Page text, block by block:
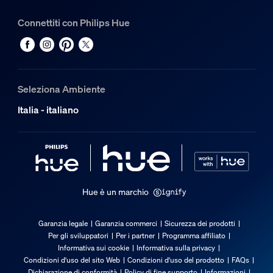
Apertura fascio luminoso
≥80
Temperatura del colore
Varie
Soggiorno, Camera da letto
Faretto integrato
EyeComfort
No
Connettiti con Philips Hue
Seleziona Ambiente
Italia - italiano
Hue è un marchio
Garanzia legale Garanzia commerci
Sicurezza dei prodotti
Per gli sviluppatori
Per i partner
Programma affiliato
Informativa sui cookie
Informativa sulla privacy
Condizioni d'uso del sito Web
Condizioni d'uso del prodotto
FAQs